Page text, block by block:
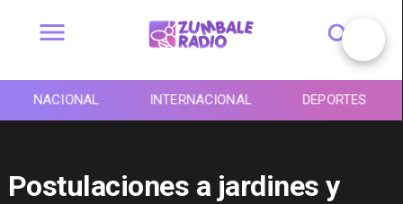
NACIONAL INTERNACIONAL DEPORTES
Postulaciones a jardines y